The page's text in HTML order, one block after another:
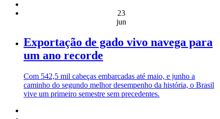
23
jun
Exportação de gado vivo navega para
um ano recorde
Com 542,5 mil cabeças embarcadas até maio, e junho a
caminho do segundo melhor desempenho da história, o Brasil
vive um primeiro semestre sem precedentes.